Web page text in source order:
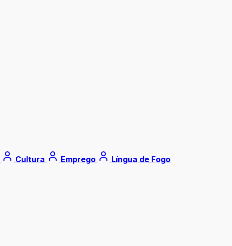
Cultura Emprego Língua de Fogo